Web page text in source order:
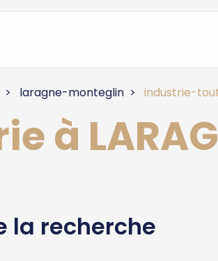
laragne-monteglin industrie-
à
la recherche